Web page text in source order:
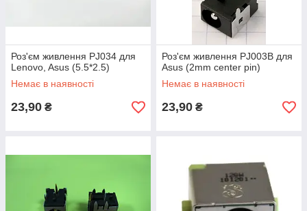
Роз'єм живлення PJ034 для
Lenovo, Asus (5.5*2.5)
Немає в наявності
23,90 ₴
Роз'єм живлення PJ003B для
Asus (2mm center pin)
Немає в наявності
23,90 ₴